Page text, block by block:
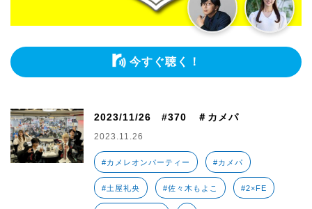
今すぐ聴く！
2023/11/26 #370 ＃カメパ
2023.11.26
#カメレオンパーティー #カメパ
#土屋礼央 #佐々木もよこ #2×FE